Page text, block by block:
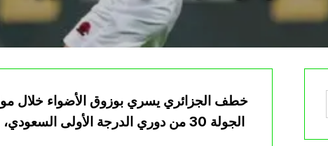
خطف الجزائري يسري بوزوق الأضواء خلال